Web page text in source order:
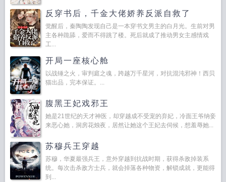
反穿书后，千金大佬娇养反派自救了
觉醒后，秦陶陶发现自己是一本穿书文男主的白月光。生前对男
主各种跪舔，爱而不得跳了楼。死后就成了推动男女主感情戏
工...
开局一座核心舱
以战锤之火，审判庭之魂，跨越万千星河，对抗混沌邪神！西贝
猫出品，完本保证。...
腹黑王妃戏邪王
她是21世纪的天才神医，却穿越成不受宠的弃妃，冷面王爷纳妾
来恶心她，洞房花烛夜，居然让她这个王妃去伺候，想羞辱她...
苏穆兵王穿越
苏穆，华夏最强兵王，意外穿越到抗战时期，获得杀敌掉装系
统。每次击杀敌方士兵，就会掉落各种物资，解锁成就，更能得
到...